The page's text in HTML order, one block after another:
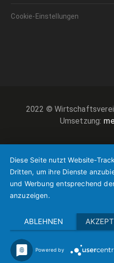
Cookie-Einstellungen
2022 ©
Umsetzung:
Diese Seite nutzt Website-
Dritten, um ihre Dienste
und Werbung entsprechend
anzuzeigen.
ABLEHNEN
Powered by